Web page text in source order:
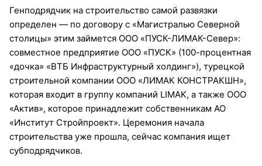
Генподрядчик на строительство самой развязки
определен — по договору с «Магистралью Северной
столицы» этим займется ООО «ПУСК-ЛИМАК-Север»:
совместное предприятие ООО «ПУСК» (100-процентная
«дочка» «ВТБ Инфраструктурный холдинг»), турецкой
строительной компании ООО «ЛИМАК КОНСТРАКШН»,
которая входит в группу компаний LIMAK, а также ООО
«Актив», которое принадлежит собственникам АО
«Институт Стройпроект». Церемония начала
строительства уже прошла, сейчас компания ищет
субподрядчиков.